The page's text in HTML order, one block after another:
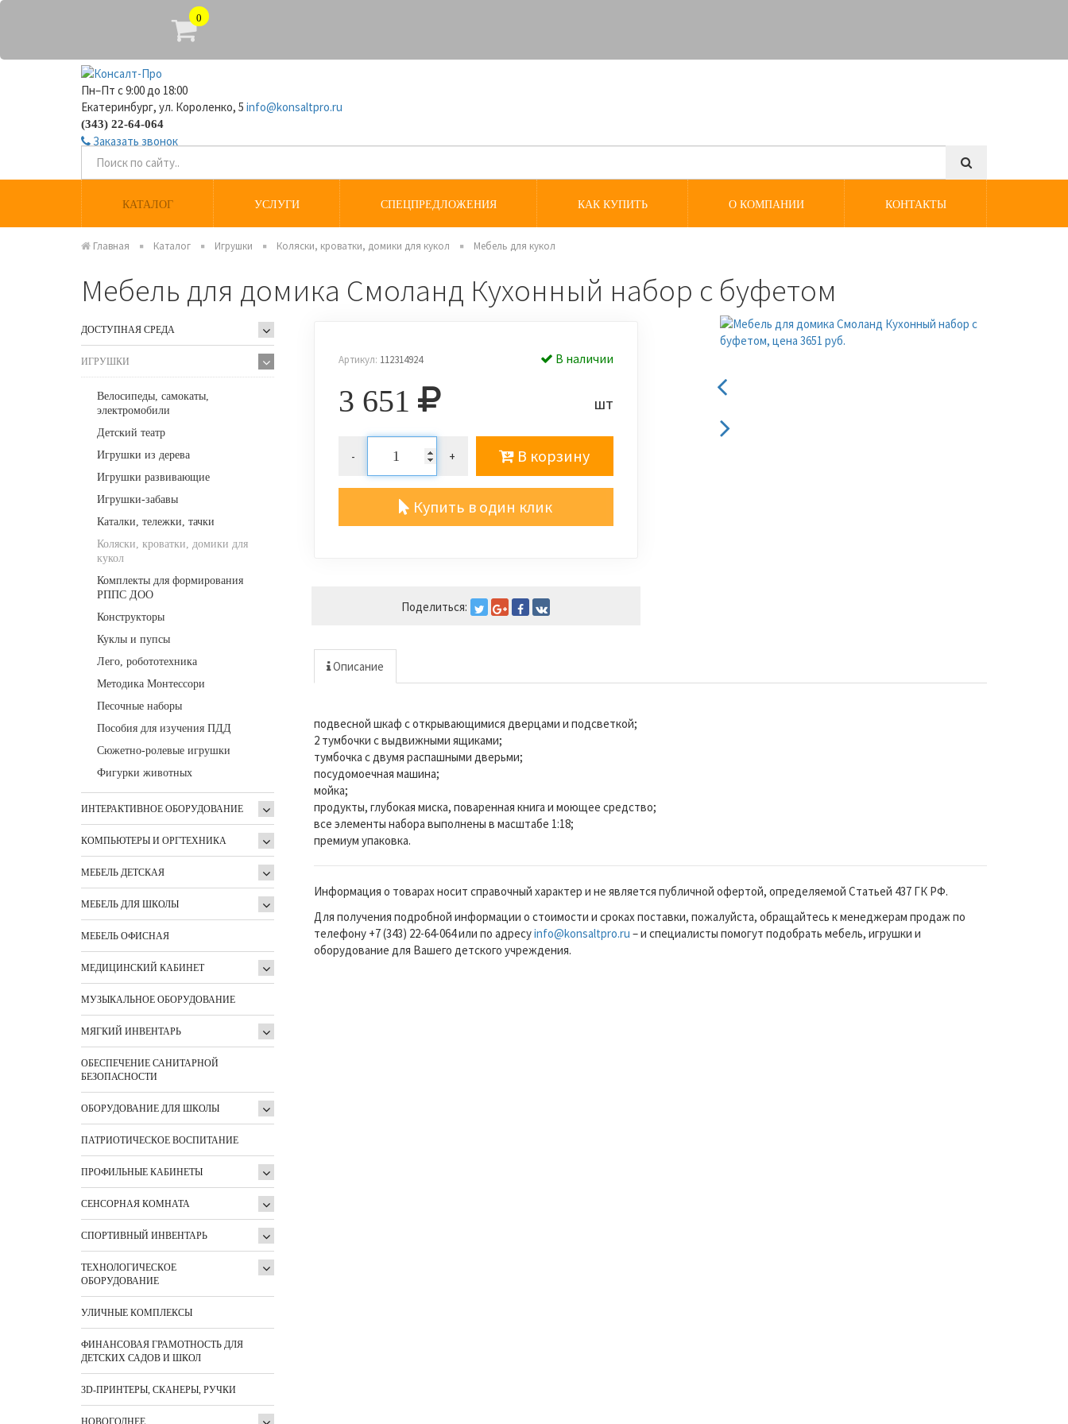
0
Пн–Пт с 9:00 до 18:00
Екатеринбург, ул. Короленко, 5 info@konsaltpro.ru
(343) 22-64-064
Заказать звонок
КАТАЛОГ УСЛУГИ СПЕЦПРЕДЛОЖЕНИЯ КАК КУПИТЬ О КОМПАНИИ КОНТАКТЫ
Главная Каталог Игрушки Коляски, кроватки, домики для кукол Мебель для кукол
Мебель для домика Смоланд Кухонный набор с буфетом
ДОСТУПНАЯ СРЕДА
ИГРУШКИ
Велосипеды, самокаты,
электромобили
Детский театр
Игрушки из дерева
Игрушки развивающие
Игрушки-забавы
Каталки, тележки, тачки
Коляски, кроватки, домики для
кукол
Комплекты для формирования
РППС ДОО
Конструкторы
Куклы и пупсы
Лего, робототехника
Методика Монтессори
Песочные наборы
Пособия для изучения ПДД
Сюжетно-ролевые игрушки
Фигурки животных
ИНТЕРАКТИВНОЕ ОБОРУДОВАНИЕ
КОМПЬЮТЕРЫ И ОРГТЕХНИКА
МЕБЕЛЬ ДЕТСКАЯ
МЕБЕЛЬ ДЛЯ ШКОЛЫ
МЕБЕЛЬ ОФИСНАЯ
МЕДИЦИНСКИЙ КАБИНЕТ
МУЗЫКАЛЬНОЕ ОБОРУДОВАНИЕ
МЯГКИЙ ИНВЕНТАРЬ
ОБЕСПЕЧЕНИЕ САНИТАРНОЙ
БЕЗОПАСНОСТИ
ОБОРУДОВАНИЕ ДЛЯ ШКОЛЫ
ПАТРИОТИЧЕСКОЕ ВОСПИТАНИЕ
ПРОФИЛЬНЫЕ КАБИНЕТЫ
СЕНСОРНАЯ КОМНАТА
СПОРТИВНЫЙ ИНВЕНТАРЬ
ТЕХНОЛОГИЧЕСКОЕ
ОБОРУДОВАНИЕ
УЛИЧНЫЕ КОМПЛЕКСЫ
ФИНАНСОВАЯ ГРАМОТНОСТЬ ДЛЯ
ДЕТСКИХ САДОВ И ШКОЛ
3D-ПРИНТЕРЫ, СКАНЕРЫ, РУЧКИ
Артикул: 112314924 В наличии
3 651 шт
- + В корзину
Купить в один клик
Поделиться:
Описание
подвесной шкаф с открывающимися дверцами и подсветкой;
2 тумбочки с выдвижными ящиками;
тумбочка с двумя распашными дверьми;
посудомоечная машина;
мойка;
продукты, глубокая миска, поваренная книга и моющее средство;
все элементы набора выполнены в масштабе 1:18;
премиум упаковка.
Информация о товарах носит справочный характер и не является публичной офертой, определяемой Статьей 437 ГК РФ.
Для получения подробной информации о стоимости и сроках поставки, пожалуйста, обращайтесь к менеджерам продаж по
телефону +7 (343) 22-64-064 или по адресуinfo@konsaltpro.ru – и специалисты помогут подобрать мебель, игрушки и
оборудование для Вашего детского учреждения.